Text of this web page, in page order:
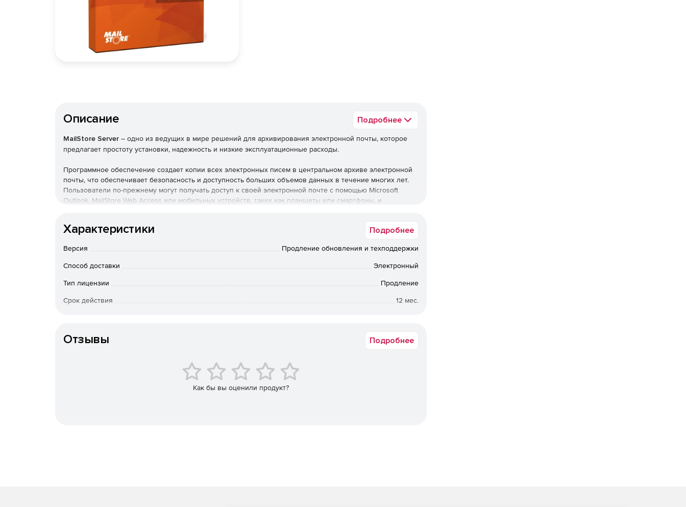
Описание Подробнее
MailStore Server – одно из ведущих в мире решений для архивирования электронной почты, которое
предлагает простоту установки, надежность и низкие эксплуатационные расходы.
Программное обеспечение создает копии всех электронных писем в центральном архиве электронной
почты, что обеспечивает безопасность и доступность больших объемов данных в течение многих лет.
Пользователи по-прежнему могут получать доступ к своей электронной почте с помощью Microsoft
Outlook, MailStore Web Access или мобильных устройств, таких как планшеты или смартфоны, и
Преимущества для компании
Помощь в соблюдении нормативных требований.
Быстрый полнотекстовый поиск писем и вложений.
Снижение нагрузки на почтовые серверы.
Экономия до 70% места для хранения.
Упрощенное резервное копирование и восстановление.
Характеристики Подробнее
Версия Продление обновления и техподдержки
Способ доставки Электронный
Тип лицензии Продление
Срок действия 12 мес.
Отзывы Подробнее
Как бы вы оценили продукт?